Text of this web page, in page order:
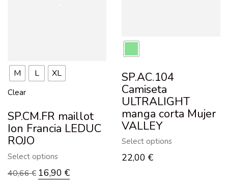
M L XL
Clear
SP.CM.FR maillot
Ion Francia LEDUC
ROJO
Select options
40,66€ 16,90 €
SP.AC.104
Camiseta
ULTRALIGHT
manga corta Mujer
VALLEY
Select options
22,00 €